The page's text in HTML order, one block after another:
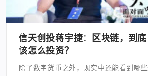
信天创投蒋宇捷：区块链，到底
该怎么投资？
除了数字货币之外，现实中还能看到哪些